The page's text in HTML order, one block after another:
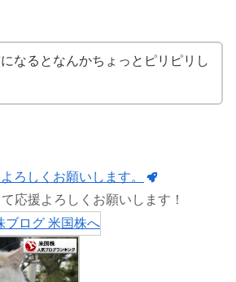
なるとなんかちょっとピリピリし
ろしくお願いします。
応援よろしくお願いします！